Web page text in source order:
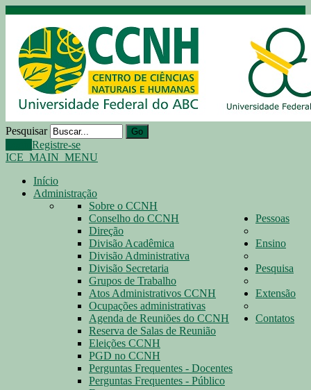
Pesquisar Go
Registre-se
ICE_MAIN_MENU
Início
Administração
Sobre o CCNH
Conselho do CCNH
Direção
Divisão Acadêmica
Divisão Administrativa
Divisão Secretaria
Grupos de Trabalho
Atos Administrativos CCNH
Ocupações administrativas
Agenda de Reuniões do CCNH
Reserva de Salas de Reunião
Eleições CCNH
PGD no CCNH
Perguntas Frequentes - Docentes
Perguntas Frequentes - Público
Pessoas
Ensino
Pesquisa
Extensão
Contatos